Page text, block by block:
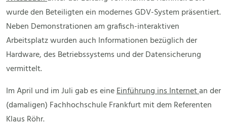
wurde den Beteiligten ein modernes GDV-System präsentiert.
Neben Demonstrationen am grafisch-interaktiven
Arbeitsplatz wurden auch Informationen bezüglich der
Hardware, des Betriebssystems und der Datensicherung
vermittelt.
Im April und im Juli gab es eineEinführung ins Internetan der
(damaligen) Fachhochschule Frankfurt mit dem Referenten
Klaus Röhr.